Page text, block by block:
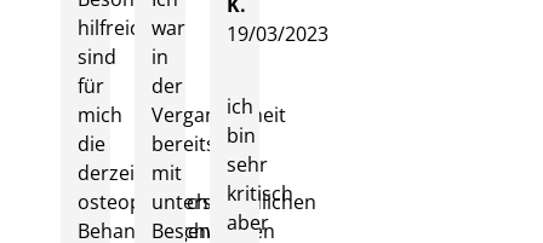
hilfreich
sind
für
mich
die
derzeitigen
osteopathischen
Behandlungen
war
in
der
Vergangenheit
bereits
mit
unterschiedlichen
Beschwerden
19/03/2023
ich
bin
sehr
kritisch
aber